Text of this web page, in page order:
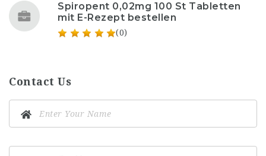
Spiropent 0,02mg 100 St Tabletten
mit E-Rezept bestellen
(0)
Contact Us